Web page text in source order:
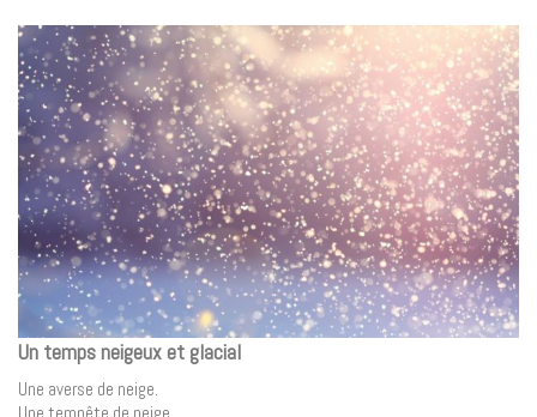
Un temps neigeux et glacial
Une averse de neige.